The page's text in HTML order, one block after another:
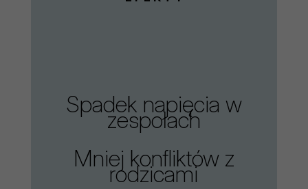
Spadek napięcia w
zespołach
Mniej konfliktów z
rodzicami